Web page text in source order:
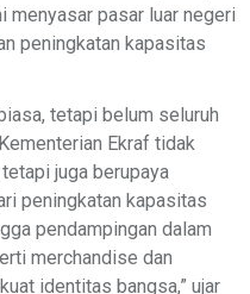
menyasar pasar luar negeri
peningkatan kapasitas
tetapi belum seluruh
Ekraf tidak
juga berupaya
peningkatan kapasitas
pendampingan dalam
merchandise dan
identitas bangsa,” ujar